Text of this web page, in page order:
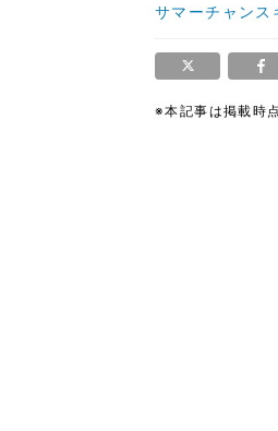
サマーチャンス
※本記事は掲載時